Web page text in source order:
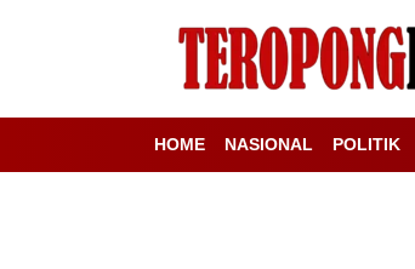
HOME NASIONAL POLITIK